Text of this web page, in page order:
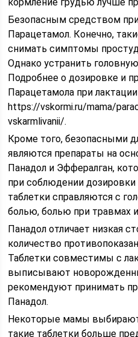
Безопасным средством
Парацетамол. Конечно,
снимать симптомы
Однако устранить
Подробнее о дозировке и
Парацетамола при
https://vskormi.ru/mama/
vskarmlivanii/.
Кроме того, безопасными
являются препараты на
Панадол и Эффералган,
при соблюдении
таблетки справляются с
болью, болью при травмах
Панадол отличает низкая
количество
Таблетки совместимы с
выписывают
рекомендуют принимать
Панадол.
Некоторые мамы
такие таблетки больше